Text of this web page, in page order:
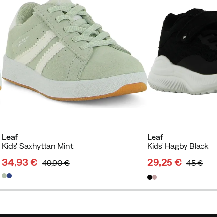
Leaf
Kids' Saxhyttan Mint
discounted
34,93 €
original
49,90 €
Leaf
Kids' Hagby Black
discounted
price
29,25 €
original
price
45 €